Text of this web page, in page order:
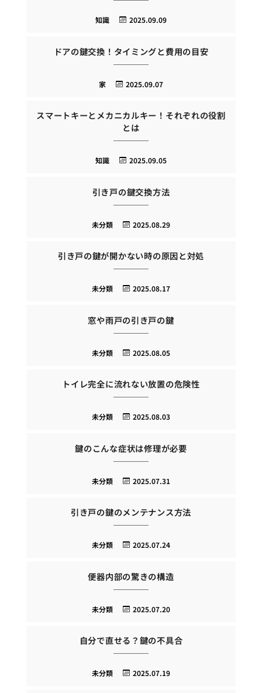
2025.09.09
知識
ドアの鍵交換！タイミングと費用の目安
2025.09.07
家
スマートキーとメカニカルキー！それぞれの役割
とは
2025.09.05
知識
引き戸の鍵交換方法
2025.08.29
未分類
引き戸の鍵が開かない時の原因と対処
2025.08.17
未分類
窓や雨戸の引き戸の鍵
2025.08.05
未分類
トイレ完全に流れない放置の危険性
2025.08.03
未分類
鍵のこんな症状は修理が必要
2025.07.31
未分類
引き戸の鍵のメンテナンス方法
2025.07.24
未分類
便器内部の驚きの構造
2025.07.20
未分類
自分で直せる？鍵の不具合
2025.07.19
未分類